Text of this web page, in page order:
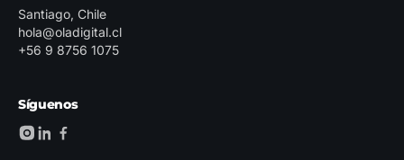
Santiago, Chile
hola@oladigital.cl
+56 9 8756 1075
Síguenos